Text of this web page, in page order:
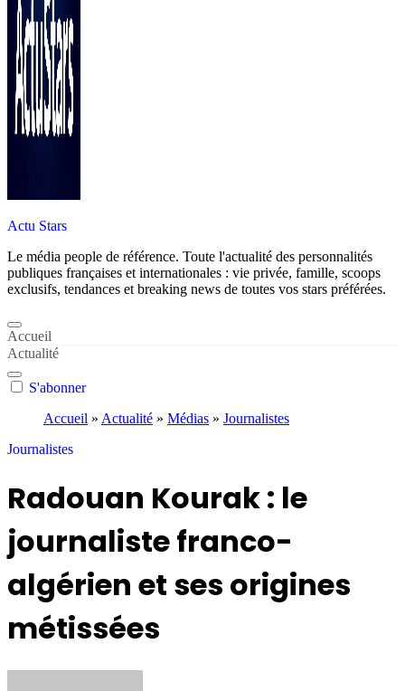
Actu Stars
Le média people de référence. Toute l'actualité des personnalités
publiques françaises et internationales : vie privée, famille, scoops
exclusifs, tendances et breaking news de toutes vos stars préférées.
Accueil
Actualité
S'abonner
Accueil » Actualité » Médias » Journalistes
Journalistes
Radouan Kourak : le
journaliste franco-
algérien et ses origines
métissées